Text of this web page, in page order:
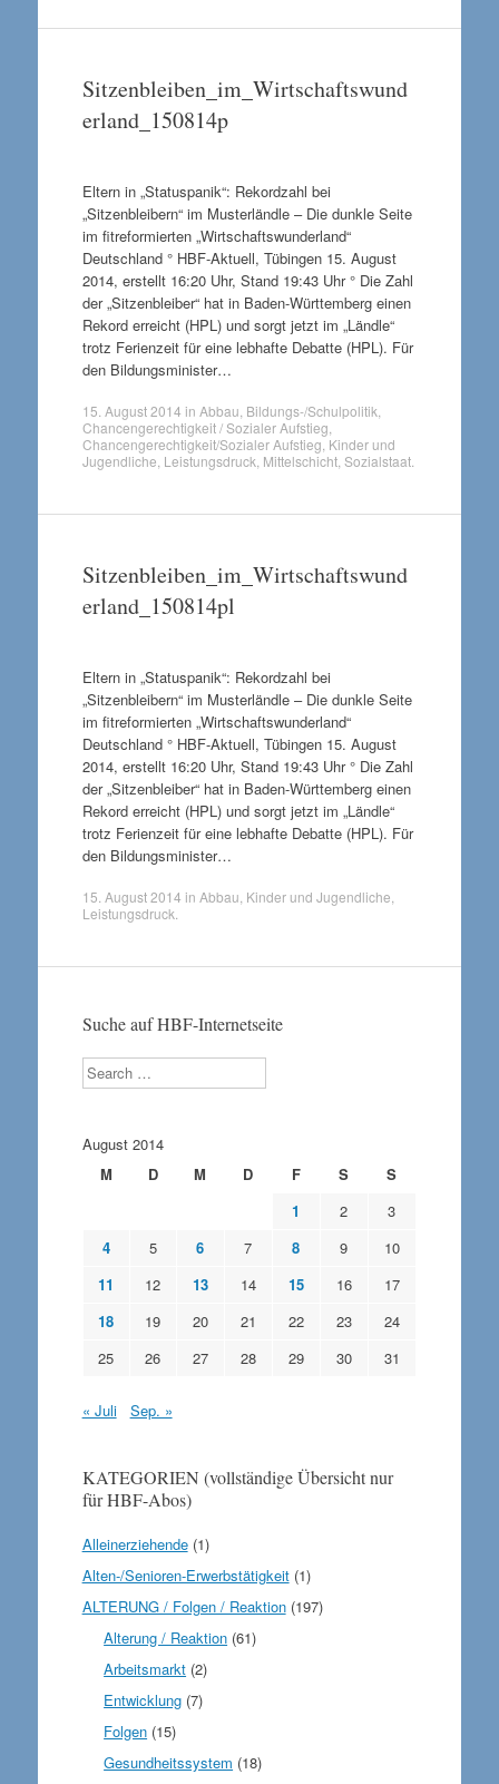
Sitzenbleiben_im_Wirtschaftswund
erland_150814p
Eltern in „Statuspanik“: Rekordzahl bei
„Sitzenbleibern“ im Musterländle – Die dunkle Seite
im fitreformierten „Wirtschaftswunderland“
Deutschland ° HBF-Aktuell, Tübingen 15. August
2014, erstellt 16:20 Uhr, Stand 19:43 Uhr ° Die Zahl
der „Sitzenbleiber“ hat in Baden-Württemberg einen
Rekord erreicht (HPL) und sorgt jetzt im „Ländle“
trotz Ferienzeit für eine lebhafte Debatte (HPL). Für
den Bildungsminister…
15. August 2014 in Abbau Bildungs-/Schulpolitik
Chancengerechtigkeit / Sozialer Aufstieg
Chancengerechtigkeit/Sozialer Aufstieg Kinder und
Jugendliche Leistungsdruck Mittelschicht, Sozialstaat.
Sitzenbleiben_im_Wirtschaftswund
erland_150814pl
Eltern in „Statuspanik“: Rekordzahl bei
„Sitzenbleibern“ im Musterländle – Die dunkle Seite
im fitreformierten „Wirtschaftswunderland“
Deutschland ° HBF-Aktuell, Tübingen 15. August
2014, erstellt 16:20 Uhr, Stand 19:43 Uhr ° Die Zahl
der „Sitzenbleiber“ hat in Baden-Württemberg einen
Rekord erreicht (HPL) und sorgt jetzt im „Ländle“
trotz Ferienzeit für eine lebhafte Debatte (HPL). Für
den Bildungsminister…
15. August 2014 in Abbau Kinder und Jugendliche
Leistungsdruck
Suche auf HBF-Internetseite
Search
August 2014
M
D M D F S
S
1
2
3
4
5 6 7 8 9
10
11
12 13 14 15 16
17
18
19 20 21 22 23
24
25
26 27 28 29 30 31
« Juli Sep. »
KATEGORIEN (vollständige Übersicht nur
für HBF-Abos)
Alleinerziehende(1)
Alten-/Senioren-Erwerbstätigkeit(1)
ALTERUNG / Folgen / Reaktion(197)
Alterung / Reaktion (61)
Arbeitsmarkt (2)
Entwicklung (7)
Folgen (15)
Gesundheitssystem (18)